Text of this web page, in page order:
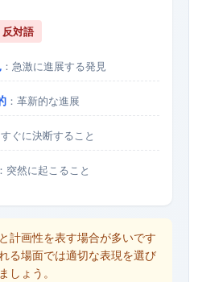
反対語
：急激に進展する発見
：革新的な進展
すぐに決断すること
突然に起こること
計画性を表す場合が多いです
る場面では適切な表現を選び
ましょう。